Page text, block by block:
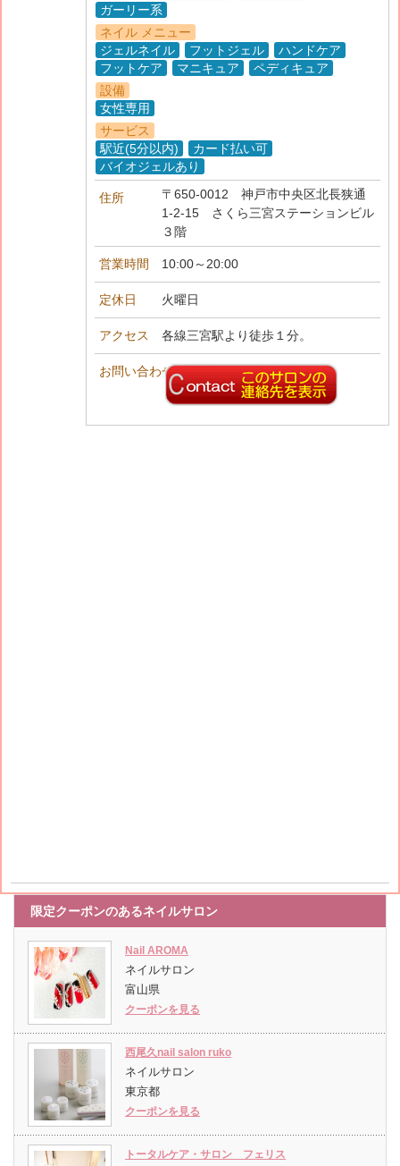
ガーリー系
ネイル メニュー
ジェルネイル
フットジェル
ハンドケア
フットケア
マニキュア
ペディキュア
設備
女性専用
サービス
駅近(5分以内)
カード払い可
バイオジェルあり
住所 〒650-0012 神戸市中央区北長狭通
1-2-15 さくら三宮ステーションビル
３階
営業時間 10:00～20:00
定休日 火曜日
アクセス 各線三宮駅より徒歩１分。
お問い合わせ先
限定クーポンのあるネイルサロン
Nail AROMA
ネイルサロン
富山県
クーポンを見る
西尾久nail salon ruko
ネイルサロン
東京都
クーポンを見る
トータルケア・サロン フェリス